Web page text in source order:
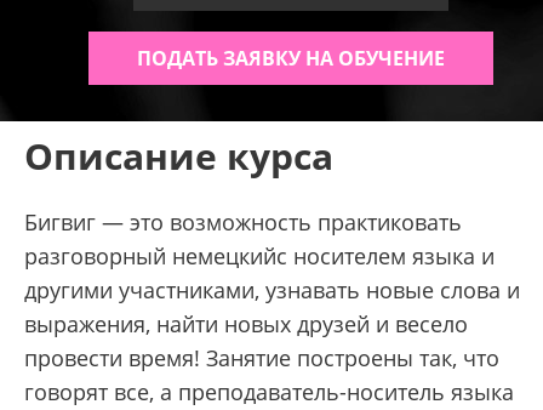
ПОДАТЬ ЗАЯВКУ НА ОБУЧЕНИЕ
Описание курса
Бигвиг — это возможность практиковать
разговорный немецкийс носителем языка и
другими участниками, узнавать новые слова и
выражения, найти новых друзей и весело
провести время! Занятие построены так, что
говорят все, а преподаватель-носитель языка